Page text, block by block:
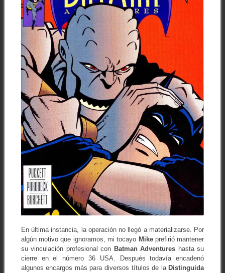
En última instancia, la operación no llegó a materializarse. Por
algún motivo que ignoramos, mi tocayo Mikeprefirió mantener
su vinculación profesional con Batman Adventures hasta su
cierre en el número 36 USA. Después todavía encadenó
algunos encargos más para diversos títulos de la Distinguida